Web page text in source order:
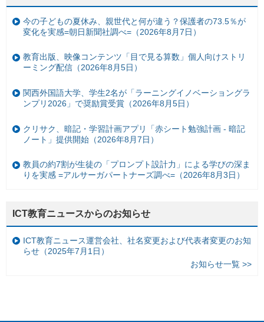
今の子どもの夏休み、親世代と何が違う？保護者の73.5％が
変化を実感=朝日新聞社調べ=（2026年8月7日）
教育出版、映像コンテンツ「目で見る算数」個人向けストリ
ーミング配信（2026年8月5日）
関西外国語大学、学生2名が「ラーニングイノベーショングラ
ンプリ2026」で奨励賞受賞（2026年8月5日）
クリサク、暗記・学習計画アプリ「赤シート勉強計画 - 暗記
ノート」提供開始（2026年8月7日）
教員の約7割が生徒の「プロンプト設計力」による学びの深ま
りを実感 =アルサーガパートナーズ調べ=（2026年8月3日）
ICT教育ニュースからのお知らせ
ICT教育ニュース運営会社、社名変更および代表者変更のお知
らせ（2025年7月1日）
お知らせ一覧 >>